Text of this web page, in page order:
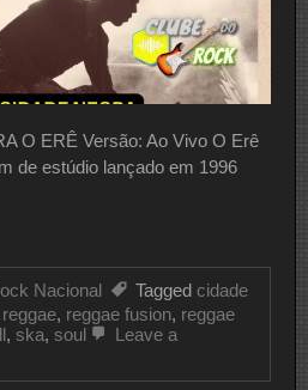
O ERÊ Versão: Ao Vivo O Erê
de estúdio lançado em 1996
Nacional Tagged cidade
reggae, reggae fusion, reggae
, ska, soul
Leave a